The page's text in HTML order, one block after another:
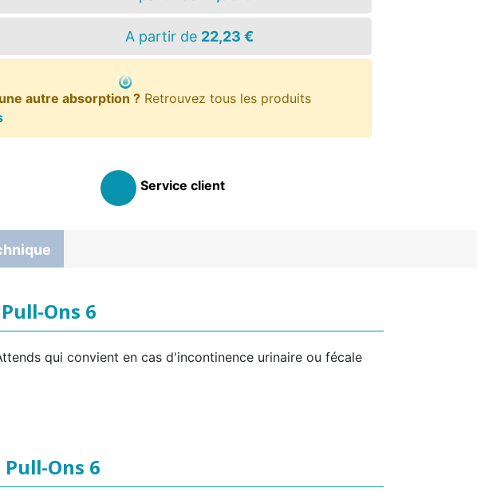
A partir de 22,23 €
une autre absorption ?Retrouvez tous les produits
Service client
Ons 6
qui convient en cas d'incontinence urinaire ou fécale
Ons 6